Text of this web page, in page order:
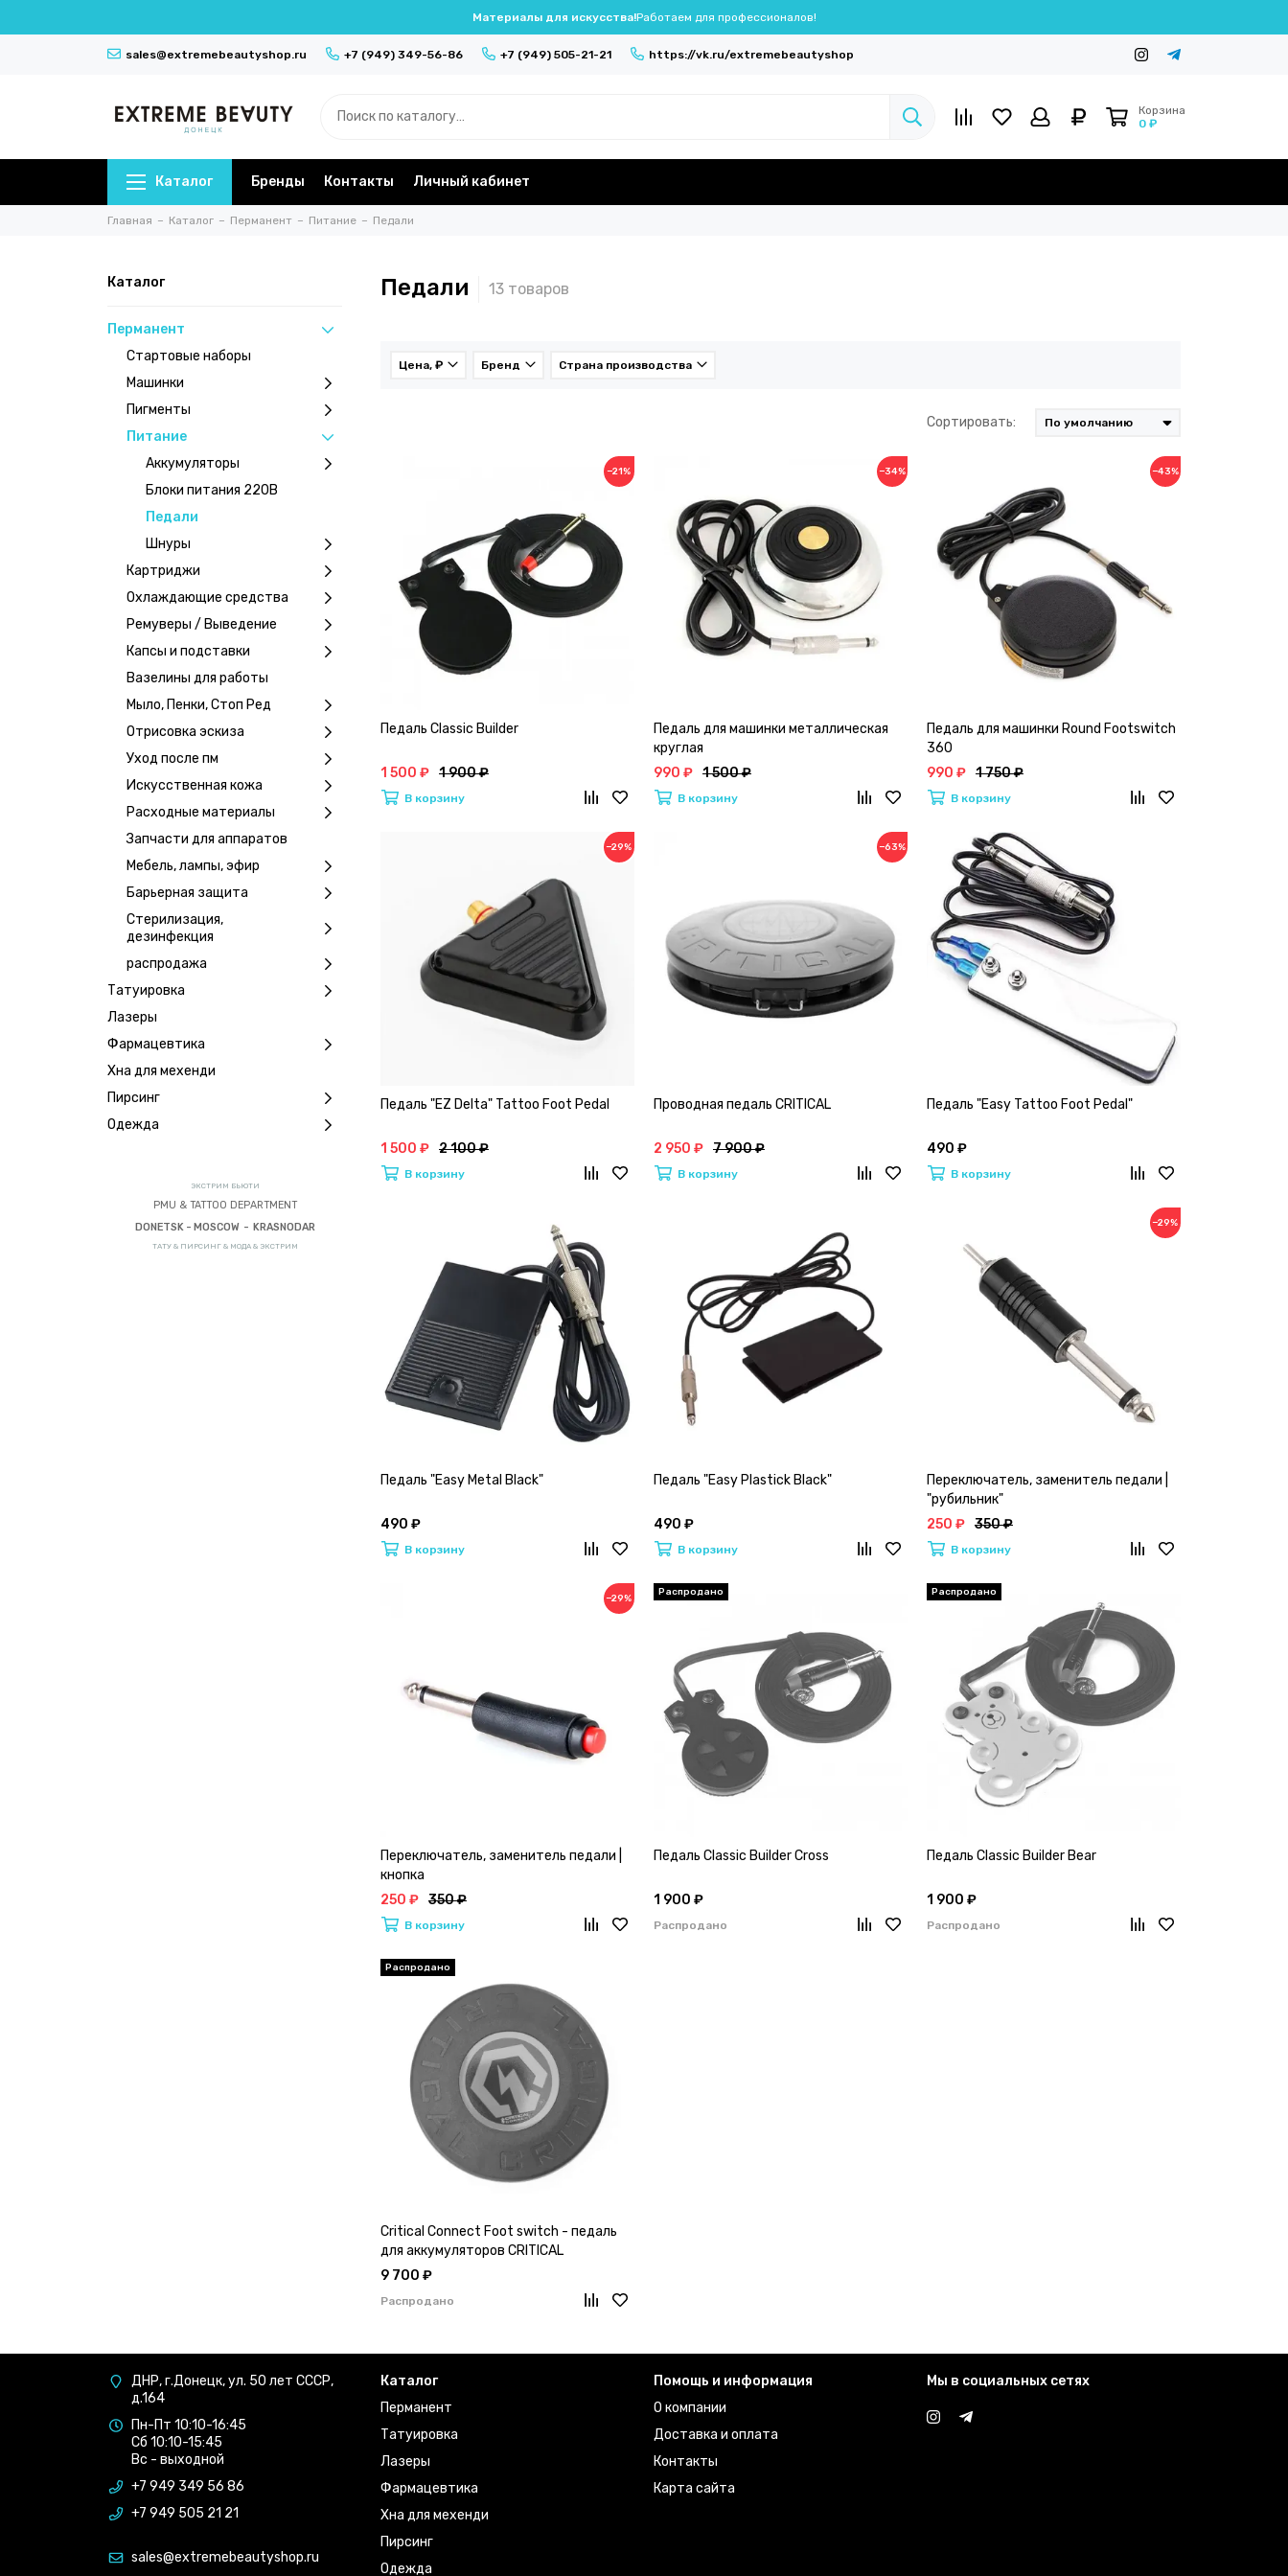
Материалы для искусства!Работаем для профессионалов!
sales@extremebeautyshop.ru +7 (949) 349-56-86 +7 (949) 505-21-21 https://vk.ru/extremebeautyshop
Корзина
0 ₽
Каталог Бренды Контакты Личный кабинет
Главная Каталог Перманент Питание Педали
Каталог
Перманент
Стартовые наборы
Машинки
Пигменты
Питание
Аккумуляторы
Блоки питания 220В
Педали
Шнуры
Картриджи
Охлаждающие средства
Ремуверы / Выведение
Капсы и подставки
Вазелины для работы
Мыло, Пенки, Стоп Ред
Отрисовка эскиза
Уход после пм
Искусственная кожа
Расходные материалы
Запчасти для аппаратов
Мебель, лампы, эфир
Барьерная защита
Стерилизация,
дезинфекция
распродажа
Татуировка
Лазеры
Фармацевтика
Хна для мехенди
Пирсинг
Одежда
ЭКСТРИМ БЬЮТИ
PMU & TATTOO DEPARTMENT
DONETSK - MOSCOW - KRASNODAR
ТАТУ & ПИРСИНГ & МОДА & ЭКСТРИМ
Педали
Цена, ₽ Бренд Страна производства
Сортировать:
−21%
Педаль Classic Builder
1 500 ₽ 1 900 ₽
В корзину
−34%
Педаль для машинки металлическая
круглая
990 ₽ 1 500 ₽
В корзину
−43%
Педаль для машинки Round Footswitch
360
990 ₽ 1 750 ₽
В корзину
−29%
Педаль "EZ Delta" Tattoo Foot Pedal
1 500 ₽ 2 100 ₽
В корзину
−63%
Проводная педаль CRITICAL
2 950 ₽ 7 900 ₽
В корзину
Педаль "Easy Tattoo Foot Pedal"
490 ₽
В корзину
Педаль "Easy Metal Black"
490 ₽
В корзину
Педаль "Easy Plastick Black"
490 ₽
В корзину
−29%
Переключатель, заменитель педали |
"рубильник"
250 ₽ 350 ₽
В корзину
−29%
Переключатель, заменитель педали |
кнопка
250 ₽ 350 ₽
В корзину
Педаль Classic Builder Cross
1 900 ₽
Распродано
Педаль Classic Builder Bear
1 900 ₽
Распродано
Critical Connect Foot switch - педаль
для аккумуляторов CRITICAL
9 700 ₽
Распродано
ДНР, г.Донецк, ул. 50 лет СССР,
д.164
Пн-Пт 10:10-16:45
Сб 10:10-15:45
Вс - выходной
+7 949 349 56 86
+7 949 505 21 21
sales@extremebeautyshop.ru
Каталог
Перманент
Татуировка
Лазеры
Фармацевтика
Хна для мехенди
Пирсинг
Одежда
Помощь и информация
О компании
Доставка и оплата
Контакты
Карта сайта
Мы в социальных сетях